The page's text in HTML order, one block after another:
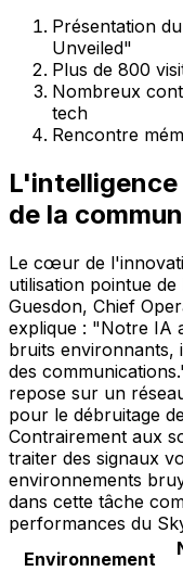
Présentation
Unveiled"
Plus de 800
Nombreux
tech
Rencontre
de la
Le cœur de
utilisation pointue de
Guesdon, Chief
explique : "Notre IA
bruits environnants,
des
repose sur un
pour le débruitage
Contrairement aux
traiter des signaux
environnements
dans cette tâche
performances du
Environnement